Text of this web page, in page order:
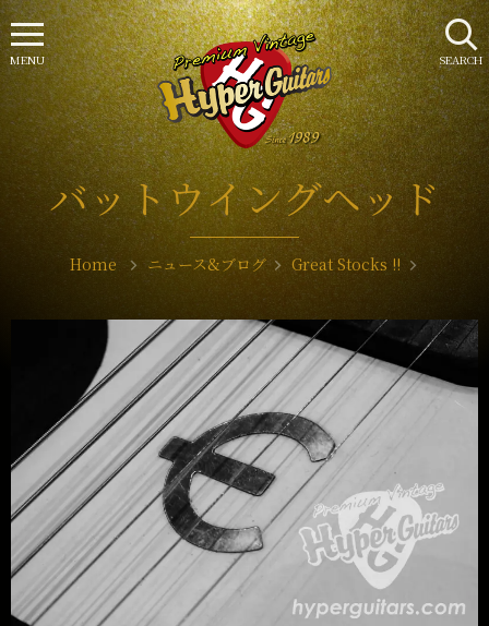
バットウイングヘッド
Home ニュース&ブログ Great Stocks !!
SEARCH
MENU